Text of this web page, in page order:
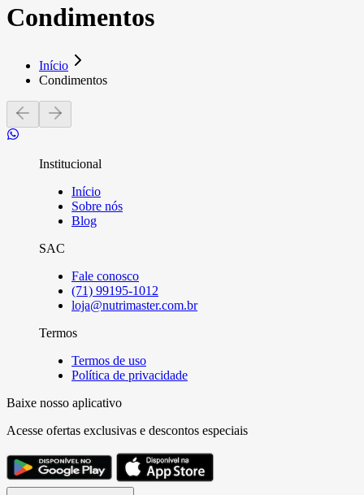
Condimentos
Início
Condimentos
Institucional
Início
Sobre nós
Blog
SAC
Fale conosco
(71) 99195-1012
loja@nutrimaster.com.br
Termos
Termos de uso
Política de privacidade
Baixe nosso aplicativo
Acesse ofertas exclusivas e descontos especiais